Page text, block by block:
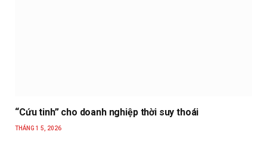
“Cứu tinh” cho doanh nghiệp thời suy thoái
THÁNG 1 5, 2026